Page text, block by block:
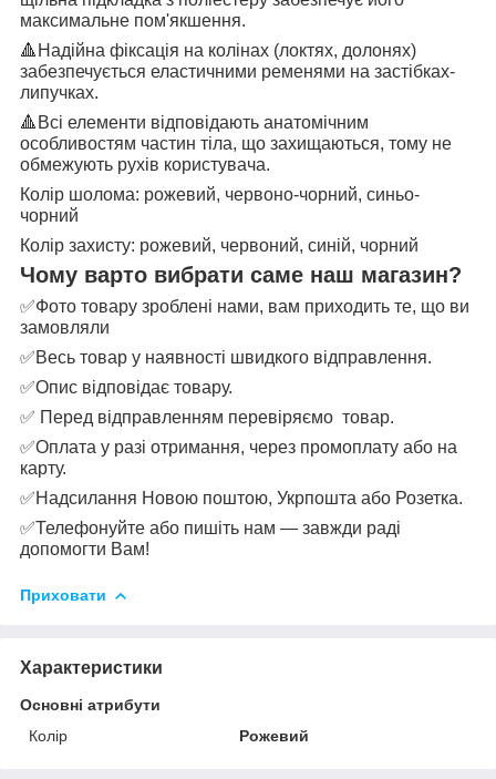
максимальне пом'якшення.
🔺 Надійна фіксація на колінах (локтях, долонях)
забезпечується еластичними ременями на застібках-
липучках.
🔺 Всі елементи відповідають анатомічним
особливостям частин тіла, що захищаються, тому не
обмежують рухів користувача.
Колір шолома: рожевий, червоно-чорний, синьо-
чорний
Колір захисту: рожевий, червоний, синій, чорний
Чому варто вибрати саме наш магазин?
✅Фото товару зроблені нами, вам приходить те, що ви
замовляли
✅Весь товар у наявності швидкого відправлення.
✅Опис відповідає товару.
✅ Перед відправленням перевіряємо товар.
✅Оплата у разі отримання, через промоплату або на
карту.
✅Надсилання Новою поштою, Укрпошта або Розетка.
✅Телефонуйте або пишіть нам — завжди раді
допомогти Вам!
Приховати
Характеристики
Основні атрибути
Колір
Рожевий